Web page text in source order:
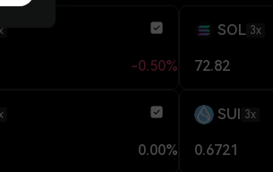
-0.50%
SOL 3x
72.82
0.00%
SUI 3x
0.6721